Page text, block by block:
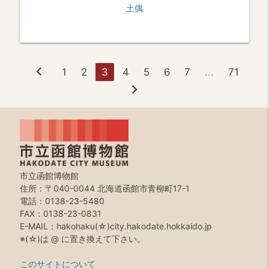
土偶
chevron_left 1 2 3 4 5 6 7 ... 71
chevron_right
市立函館博物館
住所：〒040-0044 北海道函館市青柳町17-1
電話：0138-23-5480
FAX：0138-23-0831
E-MAIL：hakohaku(☆)city.hakodate.hokkaido.jp
※(☆)は @ に置き換えて下さい。
このサイトについて